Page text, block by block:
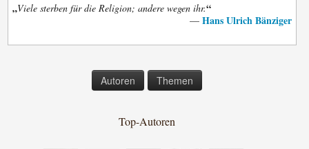
„Viele sterben für die Religion; andere wegen ihr.“
— Hans Ulrich Bänziger
Autoren Themen
Top-Autoren